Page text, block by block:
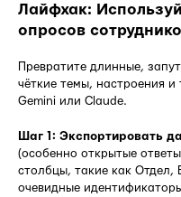
Лайфхак:
опросов
Превратите длинные,
чёткие темы, настроения
Gemini или Claude.
Шаг 1: Экспортировать
(особенно открытые
столбцы, такие как Отдел,
очевидные